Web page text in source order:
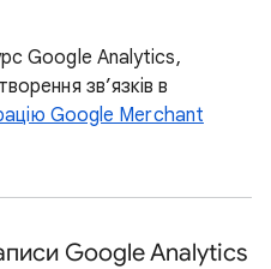
Google Analytics,
зв’язків в
Google Merchant
Google Analytics